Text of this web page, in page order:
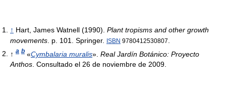
↑ Hart, James Watnell (1990). Plant tropisms and other growth
movements . p. 101. Springer. ISBN 9780412530807
↑ a b «Cymbalaria muralis». Real Jardín Botánico: Proyecto
Anthos. Consultado el 26 de noviembre de 2009.